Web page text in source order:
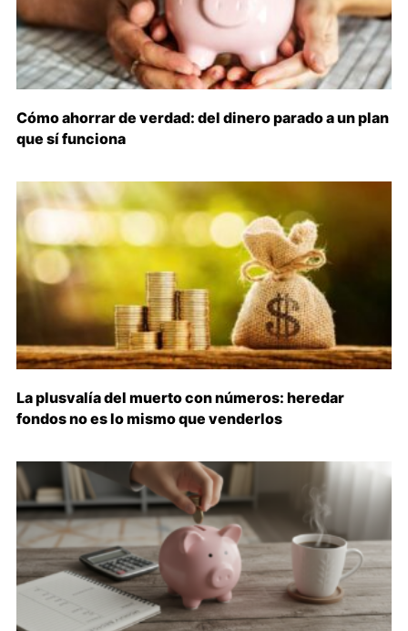
Cómo ahorrar de verdad: del dinero parado a un plan
que sí funciona
La plusvalía del muerto con números: heredar
fondos no es lo mismo que venderlos